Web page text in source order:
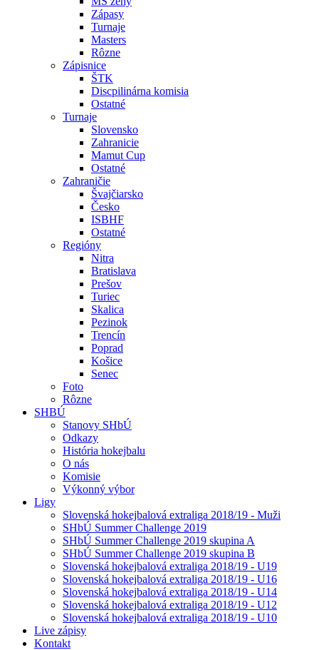
Zápasy
Turnaje
Masters
Rôzne
Zápisnice
ŠTK
Discpilinárna komisia
Ostatné
Turnaje
Slovensko
Zahranicie
Mamut Cup
Ostatné
Zahraničie
Švajčiarsko
Česko
ISBHF
Ostatné
Regióny
Nitra
Bratislava
Prešov
Turiec
Skalica
Pezinok
Trencín
Poprad
Košice
Senec
Foto
Rôzne
SHBÚ
Stanovy SHbÚ
Odkazy
História hokejbalu
O nás
Komisie
Výkonný výbor
Ligy
Slovenská hokejbalová extraliga 2018/19 - Muži
SHbÚ Summer Challenge 2019
SHbÚ Summer Challenge 2019 skupina A
SHbÚ Summer Challenge 2019 skupina B
Slovenská hokejbalová extraliga 2018/19 - U19
Slovenská hokejbalová extraliga 2018/19 - U16
Slovenská hokejbalová extraliga 2018/19 - U14
Slovenská hokejbalová extraliga 2018/19 - U12
Slovenská hokejbalová extraliga 2018/19 - U10
Live zápisy
Kontakt